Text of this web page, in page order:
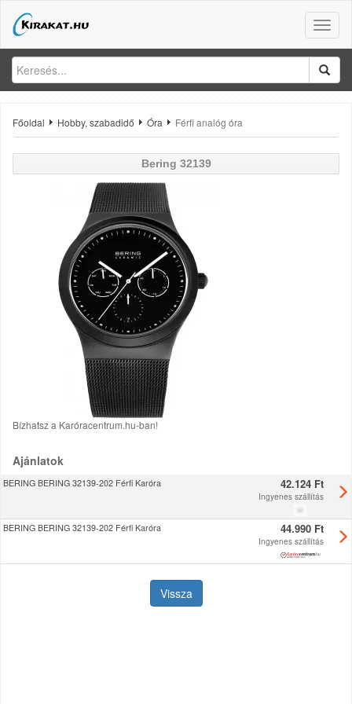
Toggle
Főoldal Hobby, szabadidő Óra Férfi analóg óra
Bering 32139
Bízhatsz a Karóracentrum.hu-ban!
Ajánlatok
BERING BERING 32139-202 Férfi Karóra 42.124 Ft
Ingyenes szállítás
BERING BERING 32139-202 Férfi Karóra 44.990 Ft
Ingyenes szállítás
Vissza